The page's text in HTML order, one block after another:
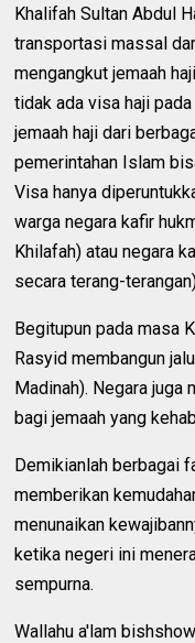
Khalifah Sultan Abdul
transportasi massal
mengangkut jemaah
tidak ada visa haji
jemaah haji dari
pemerintahan Islam
Visa hanya
warga negara kafir
Khilafah) atau negara
secara terang-
Begitupun pada masa
Rasyid membangun
Madinah). Negara juga
bagi jemaah yang
Demikianlah berbagai
memberikan
menunaikan
ketika negeri ini
sempurna.
Wallahu a'lam